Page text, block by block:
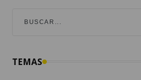
TEMAS